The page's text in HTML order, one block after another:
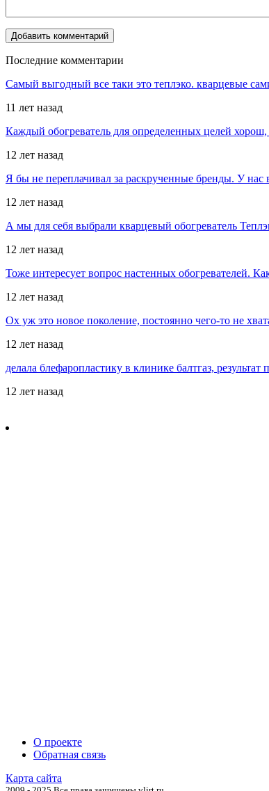
Последние комментарии
Самый выгодный все таки это теплэко. кварцевые
11 лет назад
Каждый обогреватель для определенных целей
12 лет назад
Я бы не переплачивал за раскрученные бренды. У
12 лет назад
А мы для себя выбрали кварцевый обогреватель
12 лет назад
Тоже интересует вопрос настенных обогревателей.
12 лет назад
Ох уж это новое поколение, постоянно чего-то не
12 лет назад
делала блефаропластику в клинике балтгаз,
12 лет назад
О проекте
Обратная связь
Карта сайта